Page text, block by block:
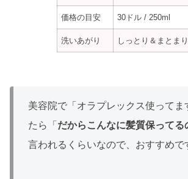
価格の目安 30ドル / 250ml
洗いあがり しっとり＆まとま
美容院で「オラプレックス使ってま
たら「 だからこんなに髪質保ってる
言われるくらいなので、おすすめで